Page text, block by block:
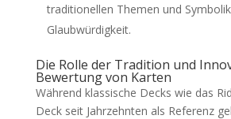
traditionellen Themen und
Glaubwürdigkeit.
Die Rolle der Tradition und
Bewertung von Karten
Während klassische Decks wie das
Deck seit Jahrzehnten als Referenz